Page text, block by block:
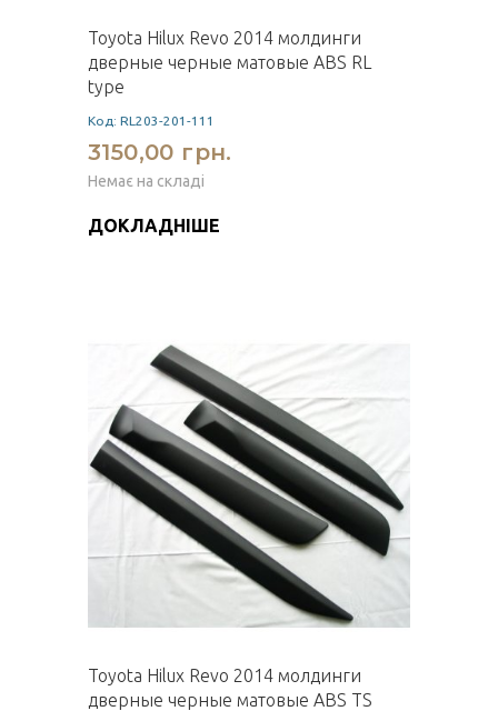
Toyota Hilux Revo 2014 молдинги
дверные черные матовые ABS RL
type
Код: RL203-201-111
3150,00 грн.
Немає на складі
ДОКЛАДНІШЕ
Toyota Hilux Revo 2014 молдинги
дверные черные матовые ABS TS